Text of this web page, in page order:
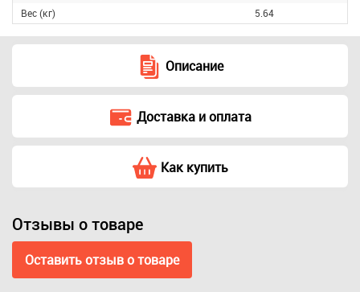
Вес (кг)
5.64
Описание
Доставка и оплата
Как купить
Отзывы о товаре
Оставить отзыв о товаре